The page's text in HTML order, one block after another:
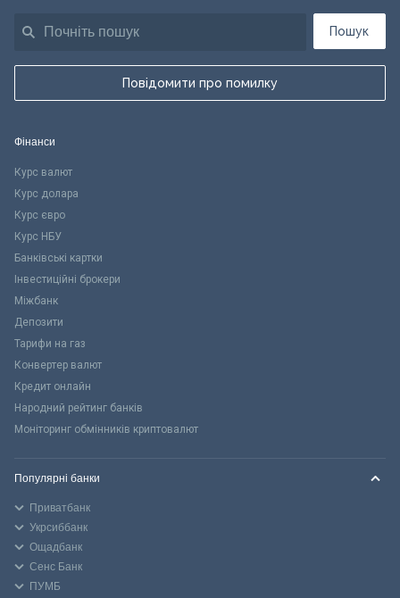
Пошук
Повідомити про помилку
Фінанси
Курс валют
Курс долара
Курс євро
Курс НБУ
Банківські картки
Інвестиційні брокери
Міжбанк
Депозити
Тарифи на газ
Конвертер валют
Кредит онлайн
Народний рейтинг банків
Моніторинг обмінників криптовалют
Популярні банки
Приватбанк
Укрсиббанк
Ощадбанк
Сенс Банк
ПУМБ